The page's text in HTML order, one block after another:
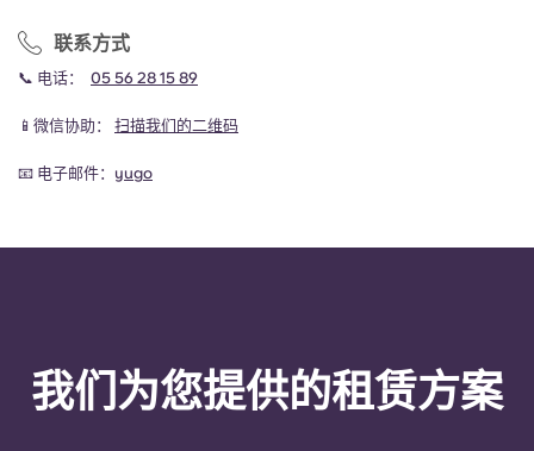
联系方式
📞 电话： 05 56 28 15 89
📱微信协助： 扫描我们的二维码
📧 电子邮件： yugo
我们为您提供的租赁方案